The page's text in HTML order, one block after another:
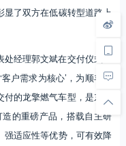
了双方在低碳转型道路上
处经理郭文斌在交付仪式上
户需求为核心’，为顺丰速
的‌龙擎燃气车型‌，是东风
造的重磅产品，搭载自主研
强适应性‌等优势，可有效降